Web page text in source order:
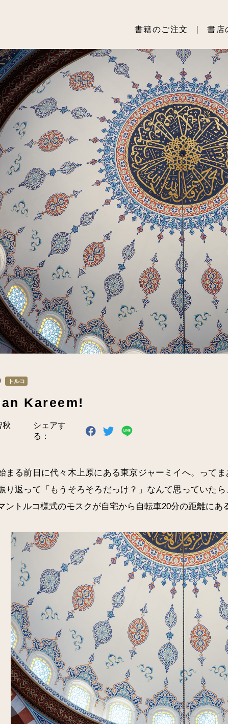
書籍のご注文 書店
トルコ
Kareem!
秋
シェアす
る：
まる前日に代々木上原にある東京ジャーミイへ。って
り返って「もうそろそろだっけ？」なんて思っていた
ントルコ様式のモスクが自宅から自転車20分の距離にあ